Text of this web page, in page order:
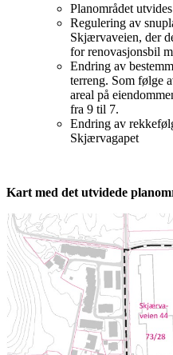
Planområdet
Regulering av
Skjærvaveien, der
for renovasjonsbil
Endring av
terreng. Som følge
areal på
fra 9 til 7.
Endring av
Skjærvagapet
Kart med det utvidede